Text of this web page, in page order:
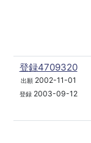
登録4709320
出願2002-11-01
登録2003-09-12